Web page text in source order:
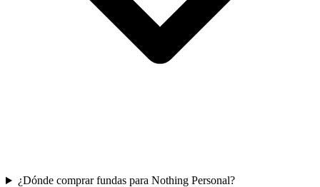
¿Dónde comprar fundas para Nothing Personal?